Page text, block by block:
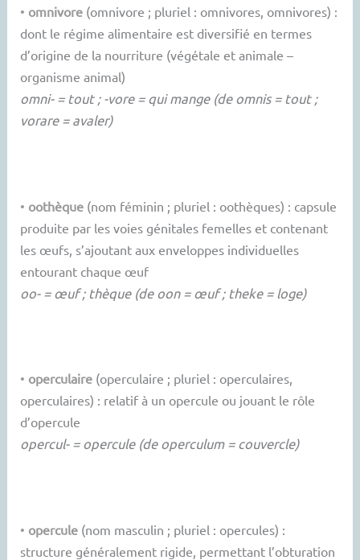
• omnivore (omnivore ; pluriel : omnivores, omnivores) :
dont le régime alimentaire est diversifié en termes
d’origine de la nourriture (végétale et animale –
organisme animal)
omni- = tout ; -vore = qui mange (de omnis = tout ;
vorare = avaler)
• oothèque (nom féminin ; pluriel : oothèques) : capsule
produite par les voies génitales femelles et contenant
les œufs, s’ajoutant aux enveloppes individuelles
entourant chaque œuf
oo- = œuf ; thèque (de oon = œuf ; theke = loge)
• operculaire (operculaire ; pluriel : operculaires,
operculaires) : relatif à un opercule ou jouant le rôle
d’opercule
opercul- = opercule (de operculum = couvercle)
• opercule (nom masculin ; pluriel : opercules) :
structure généralement rigide, permettant l’obturation